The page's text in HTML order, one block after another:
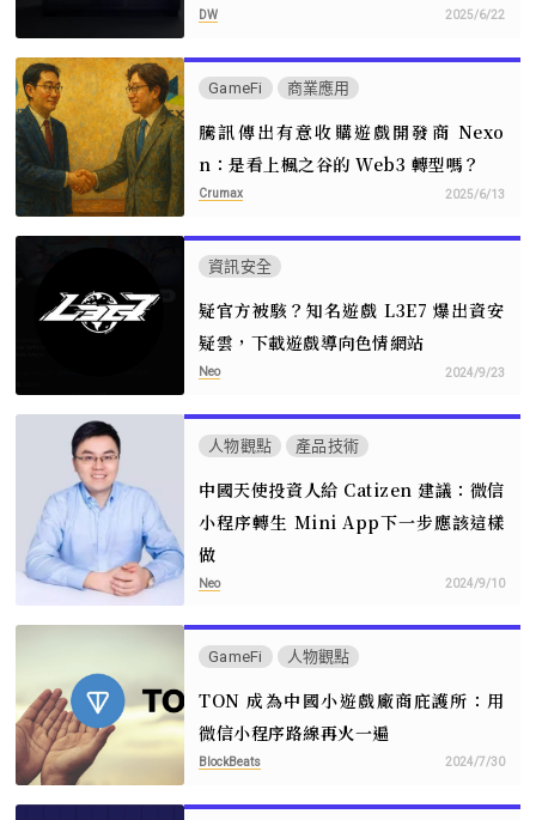
DW 2025/6/22
GameFi 商業應用
騰訊傳出有意收購遊戲開發商 Nexo
n：是看上楓之谷的 Web3 轉型嗎？
Crumax 2025/6/13
資訊安全
疑官方被駭？知名遊戲 L3E7 爆出資安
疑雲，下載遊戲導向色情網站
Neo 2024/9/23
人物觀點 產品技術
中國天使投資人給 Catizen 建議：微信
小程序轉生 Mini App下一步應該這樣
做
Neo 2024/9/10
GameFi 人物觀點
TON 成為中國小遊戲廠商庇護所：用
微信小程序路線再火一遍
BlockBeats 2024/7/30